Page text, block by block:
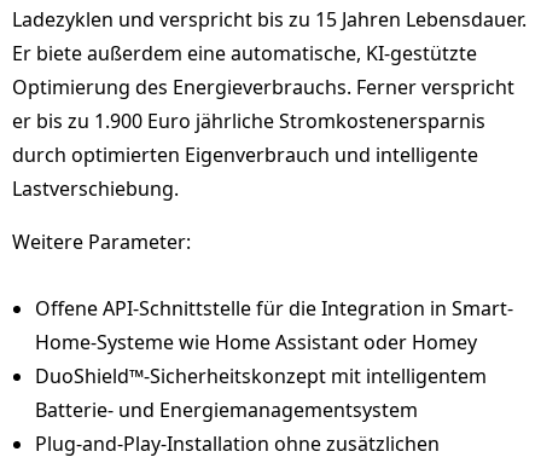
Ladezyklen und verspricht bis zu 15 Jahren Lebensdauer.
Er biete außerdem eine automatische, KI-gestützte
Optimierung des Energieverbrauchs. Ferner verspricht
er bis zu 1.900 Euro jährliche Stromkostenersparnis
durch optimierten Eigenverbrauch und intelligente
Lastverschiebung.
Weitere Parameter:
Offene API-Schnittstelle für die Integration in Smart-
Home-Systeme wie Home Assistant oder Homey
DuoShield™-Sicherheitskonzept mit intelligentem
Batterie- und Energiemanagementsystem
Plug-and-Play-Installation ohne zusätzlichen